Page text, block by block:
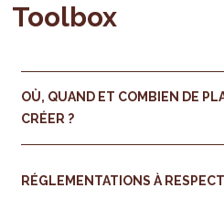
Toolbox
OÙ, QUAND ET COMBIEN DE
CRÉER ?
RÉGLEMENTATIONS À